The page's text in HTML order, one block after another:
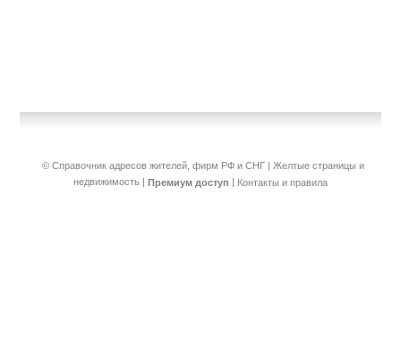
© Справочник адресов жителей, фирм РФ и СНГ | Желтые страницы и
недвижимость | Премиум доступ | Контакты и правила